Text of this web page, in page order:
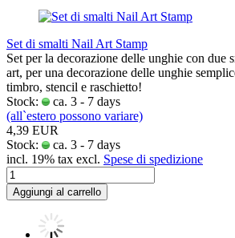
Set di smalti Nail Art Stamp
Set per la decorazione delle unghie con due
art, per una decorazione delle unghie
timbro, stencil e raschietto!
Stock:
ca. 3 - 7 days
(all`estero possono variare)
4,39 EUR
Stock:
ca. 3 - 7 days
incl. 19% tax excl. Spese di spedizione
Aggiungi al carrello